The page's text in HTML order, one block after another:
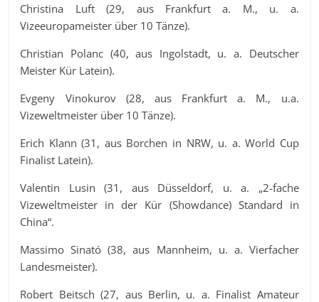
Christina Luft (29, aus Frankfurt a. M., u. a.
Vizeeuropameister über 10 Tänze).
Christian Polanc (40, aus Ingolstadt, u. a. Deutscher
Meister Kür Latein).
Evgeny Vinokurov (28, aus Frankfurt a. M., u.a.
Vizeweltmeister über 10 Tänze).
Erich Klann (31, aus Borchen in NRW, u. a. World Cup
Finalist Latein).
Valentin Lusin (31, aus Düsseldorf, u. a. „2-fache
Vizeweltmeister in der Kür (Showdance) Standard in
China“.
Massimo Sinató (38, aus Mannheim, u. a. Vierfacher
Landesmeister).
Robert Beitsch (27, aus Berlin, u. a. Finalist Amateur